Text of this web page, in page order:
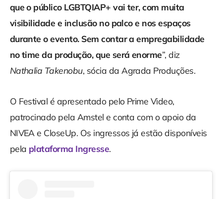
que o público LGBTQIAP+ vai ter, com muita
visibilidade e inclusão no palco e nos espaços
durante o evento. Sem contar a empregabilidade
no time da produção, que será enorme”, diz
Nathalia Takenobu, sócia da Agrada Produções.
O Festival é apresentado pelo Prime Video,
patrocinado pela Amstel e conta com o apoio da
NIVEA e CloseUp. Os ingressos já estão disponíveis
pela plataforma Ingresse.